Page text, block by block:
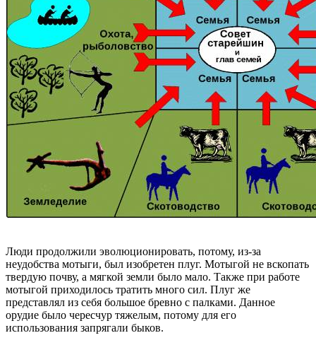
Люди продолжили эволюционировать, потому, из-за
неудобства мотыги, был изобретен плуг. Мотыгой не вскопать
твердую почву, а мягкой земли было мало. Также при работе
мотыгой приходилось тратить много сил. Плуг же
представлял из себя большое бревно с палками. Данное
орудие было чересчур тяжелым, потому для его
использования запрягали быков.